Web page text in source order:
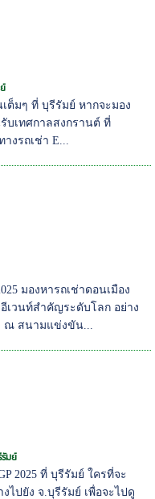
ต็มๆ ที่ บุรีรัมย์ หากจะมอง
บเทศกาลสงกรานต์ ที่
งรถเช่า E...
มองหารถเช่าดอนเมือง
เวนท์สำคัญระดับโลก อย่าง
ณ สนามแข่งขัน...
มย์
2025 ที่ บุรีรัมย์ ใครที่จะ
ปยัง จ.บุรีรัมย์ เพื่อจะไปดู